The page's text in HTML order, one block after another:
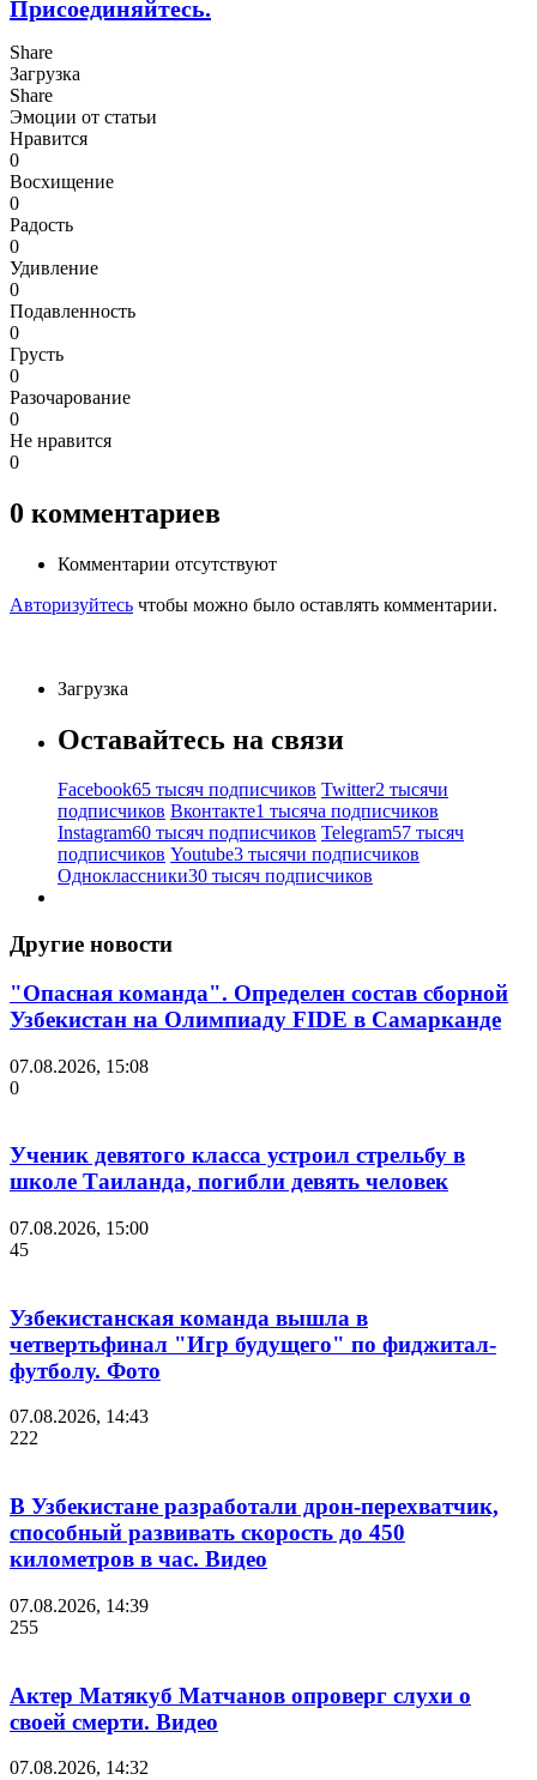
Присоединяйтесь.
Share
Загрузка
Share
Эмоции от статьи
Нравится
0
Восхищение
0
Радость
0
Удивление
0
Подавленность
0
Грусть
0
Разочарование
0
Не нравится
0
0 комментариев
Комментарии отсутствуют
Авторизуйтесь чтобы можно было оставлять комментарии.
Загрузка
Оставайтесь на связи
Facebook65 тысяч подписчиков Twitter2 тысячи
подписчиков Вконтакте1 тысяча подписчиков
Instagram60 тысяч подписчиков Telegram57 тысяч
подписчиков Youtube3 тысячи подписчиков
Одноклассники30 тысяч подписчиков
Другие новости
"Опасная команда". Определен состав сборной
Узбекистан на Олимпиаду FIDE в Самарканде
07.08.2026, 15:08
0
Ученик девятого класса устроил стрельбу в
школе Таиланда, погибли девять человек
07.08.2026, 15:00
45
Узбекистанская команда вышла в
четвертьфинал "Игр будущего" по фиджитал-
футболу. Фото
07.08.2026, 14:43
222
В Узбекистане разработали дрон-перехватчик,
способный развивать скорость до 450
километров в час. Видео
07.08.2026, 14:39
255
Актер Матякуб Матчанов опроверг слухи о
своей смерти. Видео
07.08.2026, 14:32